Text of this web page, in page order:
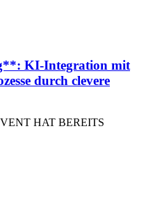
KI-Integration mit
durch clevere
HAT BEREITS